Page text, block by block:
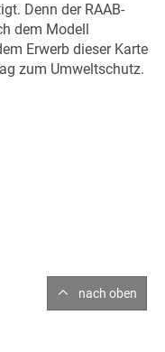
Denn der RAAB-
dem Modell
Erwerb dieser Karte
zum Umweltschutz.
nach oben